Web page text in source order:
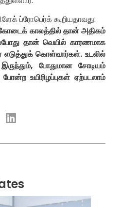
ப்ரோபெர்க் கூறியதாவது:
காலத்தில் தான் அதிகம்
தான் வெயில் காரணமாக
கொள்வார்கள். உடலில்
போதுமான சோடியம்
உயிரிழப்புகள் ஏற்படலாம்